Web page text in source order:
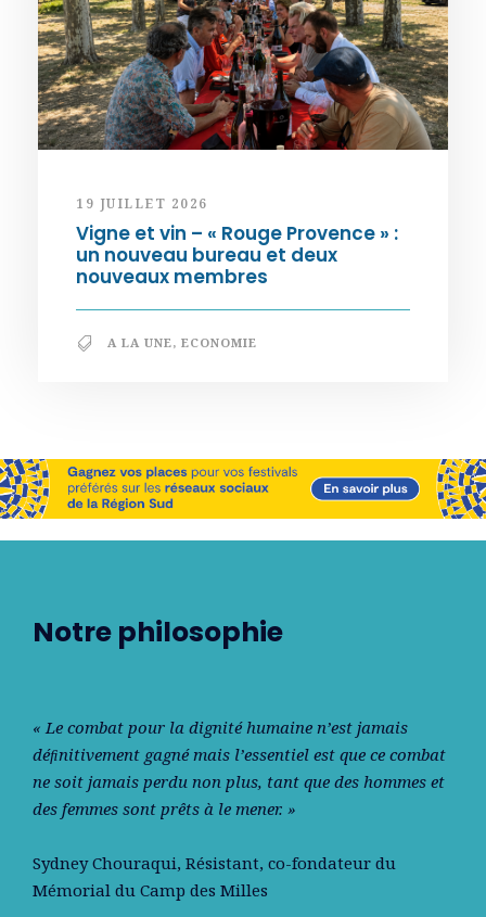
19 JUILLET 2026
Vigne et vin – « Rouge Provence » :
un nouveau bureau et deux
nouveaux membres
A LA UNE, ECONOMIE
Notre philosophie
« Le combat pour la dignité humaine n’est jamais
déﬁnitivement gagné mais l’essentiel est que ce combat
ne soit jamais perdu non plus, tant que des hommes et
des femmes sont prêts à le mener. »
Sydney Chouraqui, Résistant, co-fondateur du
Mémorial du Camp des Milles